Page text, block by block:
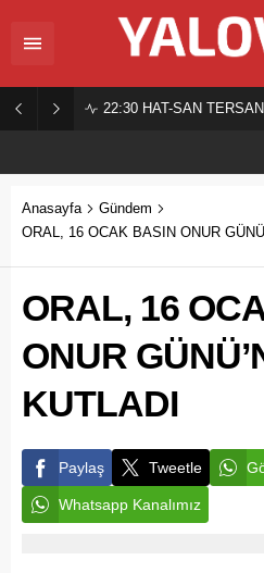
22:30 HAT-SAN
Anasayfa
Gündem
ORAL, 16 OCAK BASIN ONUR
ORAL, 16
ONUR
KUTLADI
Paylaş Tweetle
Whatsapp Kanalımız